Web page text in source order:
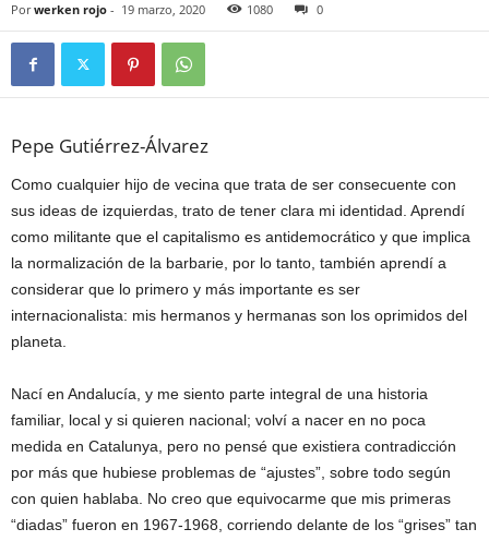
Por werken rojo - 19 marzo, 2020 1080 0
Pepe Gutiérrez-Álvarez
Como cualquier hijo de vecina que trata de ser consecuente con
sus ideas de izquierdas, trato de tener clara mi identidad. Aprendí
como militante que el capitalismo es antidemocrático y que implica
la normalización de la barbarie, por lo tanto, también aprendí a
considerar que lo primero y más importante es ser
internacionalista: mis hermanos y hermanas son los oprimidos del
planeta.
Nací en Andalucía, y me siento parte integral de una historia
familiar, local y si quieren nacional; volví a nacer en no poca
medida en Catalunya, pero no pensé que existiera contradicción
por más que hubiese problemas de “ajustes”, sobre todo según
con quien hablaba. No creo que equivocarme que mis primeras
“diadas” fueron en 1967-1968, corriendo delante de los “grises” tan